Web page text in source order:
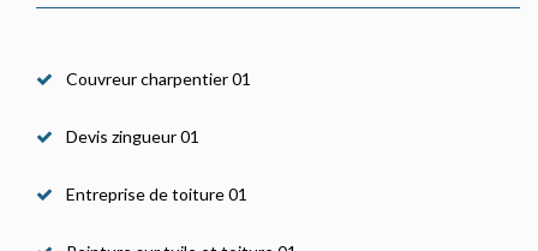
Couvreur charpentier 01
Devis zingueur 01
Entreprise de toiture 01